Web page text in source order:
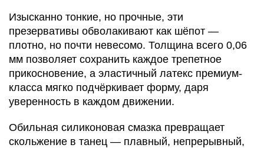
Изысканно тонкие, но прочные, эти
презервативы обволакивают как шёпот —
плотно, но почти невесомо. Толщина всего 0,06
мм позволяет сохранить каждое трепетное
прикосновение, а эластичный латекс премиум-
класса мягко подчёркивает форму, даря
уверенность в каждом движении.
Обильная силиконовая смазка превращает
скольжение в танец — плавный, непрерывный,